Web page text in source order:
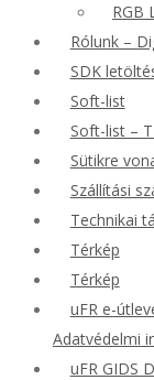
RGB
Rólunk –
SDK
Soft-list
Soft-list –
Sütikre
Szállítási
Technikai
Térkép
Térkép
uFR e-
Adatvédelmi
uFR GIDS